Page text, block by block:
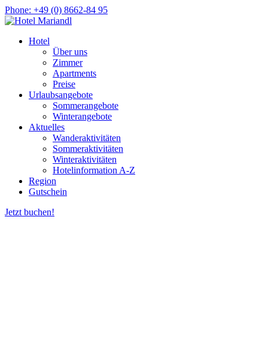
Phone: +49 (0) 8662-84 95
Hotel
Über uns
Zimmer
Apartments
Preise
Urlaubsangebote
Sommerangebote
Winterangebote
Aktuelles
Wanderaktivitäten
Sommeraktivitäten
Winteraktivitäten
Hotelinformation A-Z
Region
Gutschein
Jetzt buchen!